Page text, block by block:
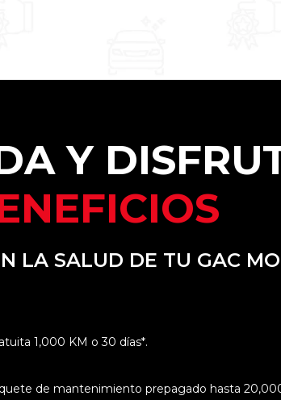
Y
LA SALUD DE TU GAC
1,000 KM o 30 días*.
de mantenimiento prepagado hasta